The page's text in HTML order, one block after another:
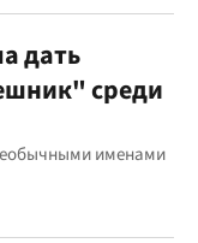
дать
среди
именами